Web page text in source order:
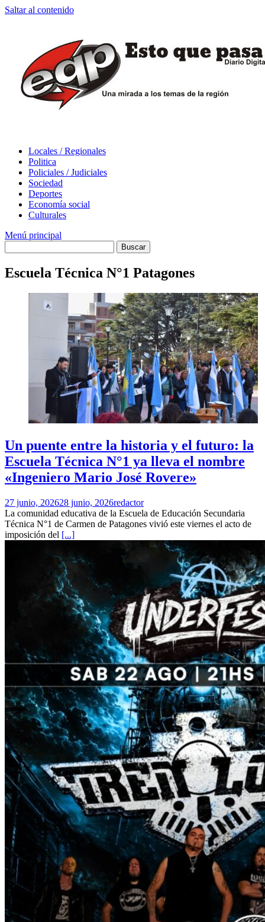
Saltar al contenido
Locales / Regionales
Politica
Policiales / Judiciales
Sociedad
Deportes
Economía social
Culturales
Menú principal
Escuela Técnica N°1 Patagones
Un puente entre la historia y el futuro: la
Escuela Técnica N°1 ya lleva el nombre
«Ingeniero Mario José Rovere»
27 junio, 202628 junio, 2026redactor
La comunidad educativa de la Escuela de Educación Secundaria
Técnica N°1 de Carmen de Patagones vivió este viernes el acto de
imposición del [...]